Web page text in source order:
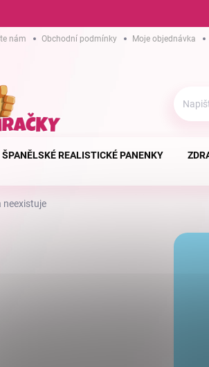
nám Obchodní podmínky Moje objednávka
ŠPANĚLSKÉ REALISTICKÉ PANENKY
neexistuje